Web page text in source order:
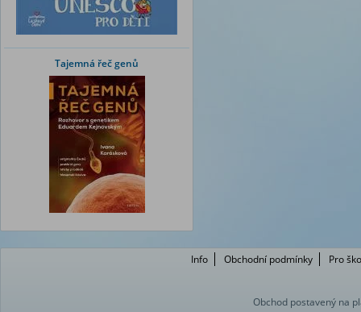
Tajemná řeč genů
Info Obchodní podmínky Pro
Obchod postavený na